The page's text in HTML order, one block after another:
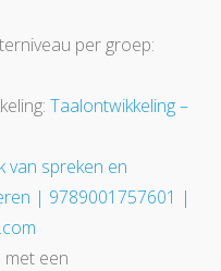
per groep:
Taalontwikkeling –
van spreken en
| 9789001757601 |
een